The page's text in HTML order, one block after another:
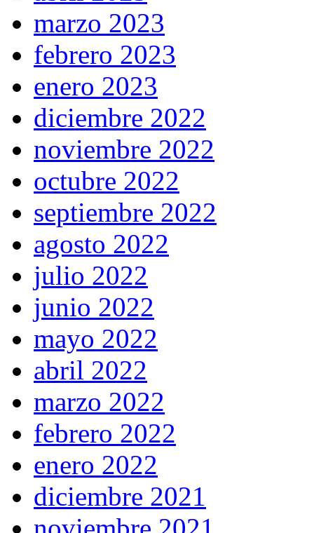
marzo 2023
febrero 2023
enero 2023
diciembre 2022
noviembre 2022
octubre 2022
septiembre 2022
agosto 2022
julio 2022
junio 2022
mayo 2022
abril 2022
marzo 2022
febrero 2022
enero 2022
diciembre 2021